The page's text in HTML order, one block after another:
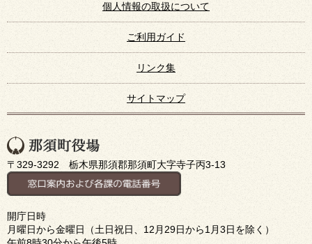
個人情報の取扱について
ご利用ガイド
リンク集
サイトマップ
〒329-3292 栃木県那須郡那須町大字寺子丙3-13
開庁日時
月曜日から金曜日（土日祝日、12月29日から1月3日を除く）